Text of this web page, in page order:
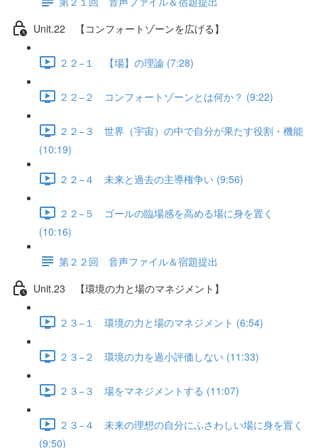
Unit.22 【コンフォートゾーンを広げる】
２２−１ 【場】の理論 (7:28)
２２−２ コンフォートゾーンとは何か？ (9:22)
２２−３ 世界（宇宙）の中で自分が果たす役割・機能
(10:19)
２２−４ 未来と過去の主導権争い (9:56)
２２−５ ゴールの臨場感を高める場に身を置く
(10:16)
第２２回 音声ファイル＆宿題提出
Unit.23 【環境の力と場のマネジメント】
２３−１ 環境の力と場のマネジメント (6:54)
２３−２ 環境の力を過小評価しない (11:33)
２３−３ 場をマネジメントする (11:07)
２３−４ 未来の理想の自分にふさわしい場に身を置く
(9:50)